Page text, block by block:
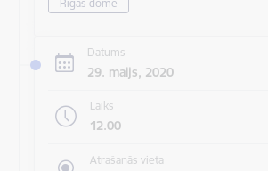
Rīgas domē
Datums
29. maijs, 2020
Laiks
12.00
Atrašanās vieta